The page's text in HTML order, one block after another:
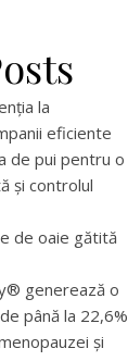
la
eficiente
de pui pentru o
și controlul
de oaie gătită
generează o
până la 22,6%
și